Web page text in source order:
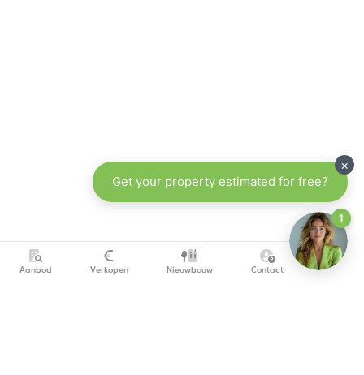
Aanbod Verkopen Nieuwbouw Contact